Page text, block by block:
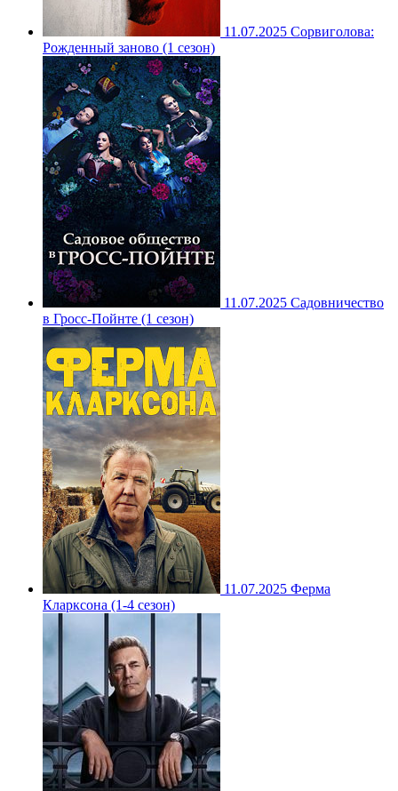
11.07.2025 Сорвиголова:
Рожденный заново (1 сезон)
11.07.2025 Садовничество
в Гросс-Пойнте (1 сезон)
11.07.2025 Ферма
Кларксона (1-4 сезон)